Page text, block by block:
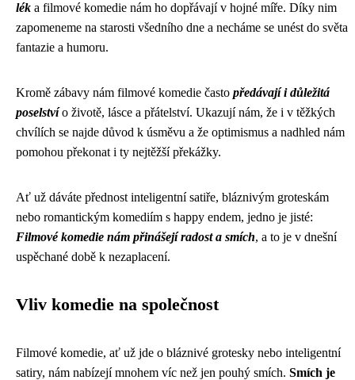
lék a filmové komedie nám ho dopřávají v hojné míře. Díky nim
zapomeneme na starosti všedního dne a necháme se unést do světa
fantazie a humoru.
Kromě zábavy nám filmové komedie často předávají i důležitá
poselstvío životě, lásce a přátelství. Ukazují nám, že i v těžkých
chvílích se najde důvod k úsměvu a že optimismus a nadhled nám
pomohou překonat i ty nejtěžší překážky.
Ať už dáváte přednost inteligentní satiře, bláznivým groteskám
nebo romantickým komediím s happy endem, jedno je jisté:
Filmové komedie nám přinášejí radost a smích, a to je v dnešní
uspěchané době k nezaplacení.
Vliv komedie na společnost
Filmové komedie, ať už jde o bláznivé grotesky nebo inteligentní
satiry, nám nabízejí mnohem víc než jen pouhý smích. Smích je